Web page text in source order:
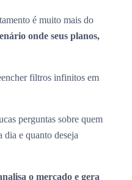
é muito mais do
onde seus planos,
filtros infinitos em
perguntas sobre quem
e quanto deseja
o mercado e gera